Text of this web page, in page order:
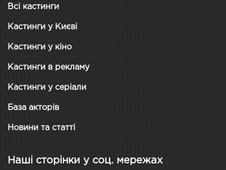
Всі кастинги
Кастинги у Києві
Кастинги у кіно
Кастинги в рекламу
Кастинги у серіали
База акторів
Новини та статті
Наші сторінки у соц. мережах